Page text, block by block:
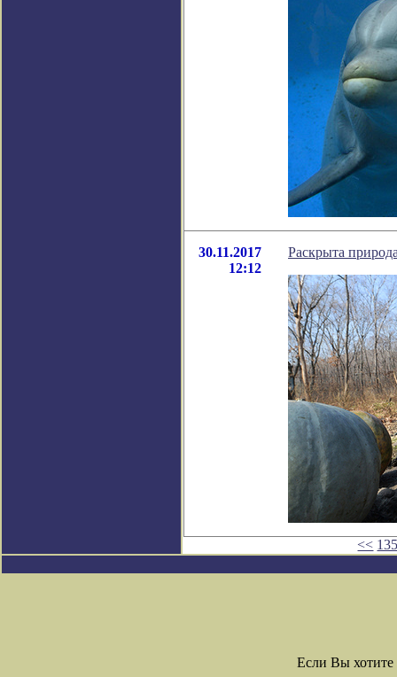
30.11.2017
12:12
Раскрыта
<<
Если Вы